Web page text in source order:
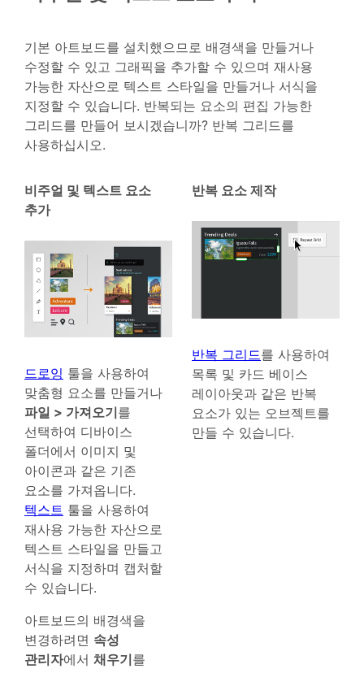
기본 아트보드를 설치했으므로 배경색을 만들거나
수정할 수 있고 그래픽을 추가할 수 있으며 재사용
가능한 자산으로 텍스트 스타일을 만들거나 서식을
지정할 수 있습니다. 반복되는 요소의 편집 가능한
그리드를 만들어 보시겠습니까? 반복 그리드를
사용하십시오.
비주얼 및 텍스트 요소
추가
드로잉 툴을 사용하여
맞춤형 요소를 만들거나
파일 > 가져오기를
선택하여 디바이스
폴더에서 이미지 및
아이콘과 같은 기존
요소를 가져옵니다.
텍스트 툴을 사용하여
재사용 가능한 자산으로
텍스트 스타일을 만들고
서식을 지정하며 캡처할
수 있습니다.
아트보드의 배경색을
변경하려면 속성
관리자에서 채우기를
반복 요소 제작
반복 그리드를 사용하여
목록 및 카드 베이스
레이아웃과 같은 반복
요소가 있는 오브젝트를
만들 수 있습니다.